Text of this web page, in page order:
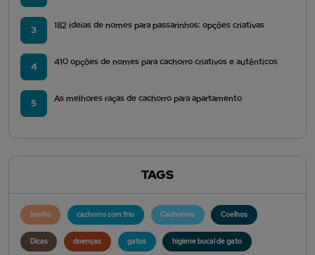
3 182 ideias de nomes para passarinhos: opções criativas
4 410 opções de nomes para cachorro criativos e autênticos
5 As melhores raças de cachorro para apartamento
TAGS
banho cachorro com frio Cachorros Coelhos
Dicas doenças gatos higiene bucal de gato